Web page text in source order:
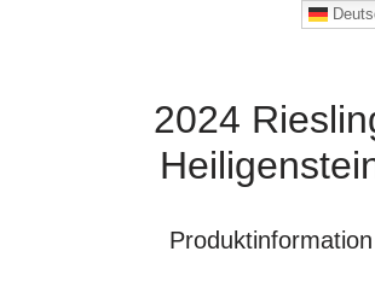
2024
Produktinformation